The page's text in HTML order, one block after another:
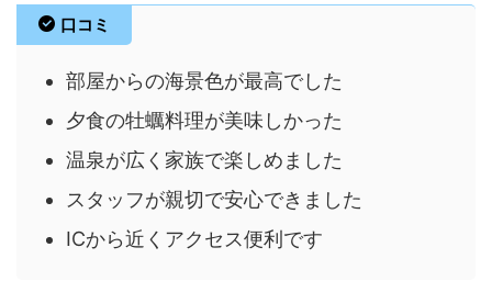
口コミ
部屋からの海景色が最高でした
夕食の牡蠣料理が美味しかった
温泉が広く家族で楽しめました
スタッフが親切で安心できました
ICから近くアクセス便利です